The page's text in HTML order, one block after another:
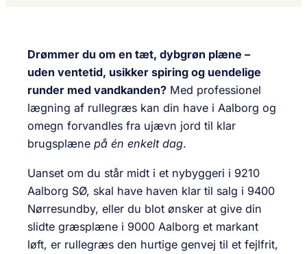
Drømmer du om en tæt, dybgrøn plæne –
uden ventetid, usikker spiring og uendelige
runder med vandkanden? Med professionel
lægning af rullegræs kan din have i Aalborg og
omegn forvandles fra ujævn jord til klar
brugsplæne på én enkelt dag.
Uanset om du står midt i et nybyggeri i 9210
Aalborg SØ, skal have haven klar til salg i 9400
Nørresundby, eller du blot ønsker at give din
slidte græsplæne i 9000 Aalborg et markant
løft, er rullegræs den hurtige genvej til et fejlfrit,